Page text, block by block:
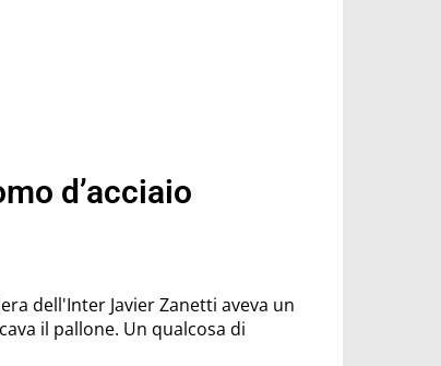
d’acciaio
Zanetti aveva un
il pallone. Un qualcosa di